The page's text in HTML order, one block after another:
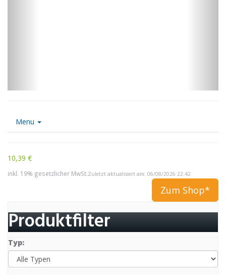
Menu
10,39 €
inkl. 19% gesetzlicher MwSt.Zuletzt aktualisiert am: 06/08/2026 22:42
Zum Shop*
Produktfilter
Typ: